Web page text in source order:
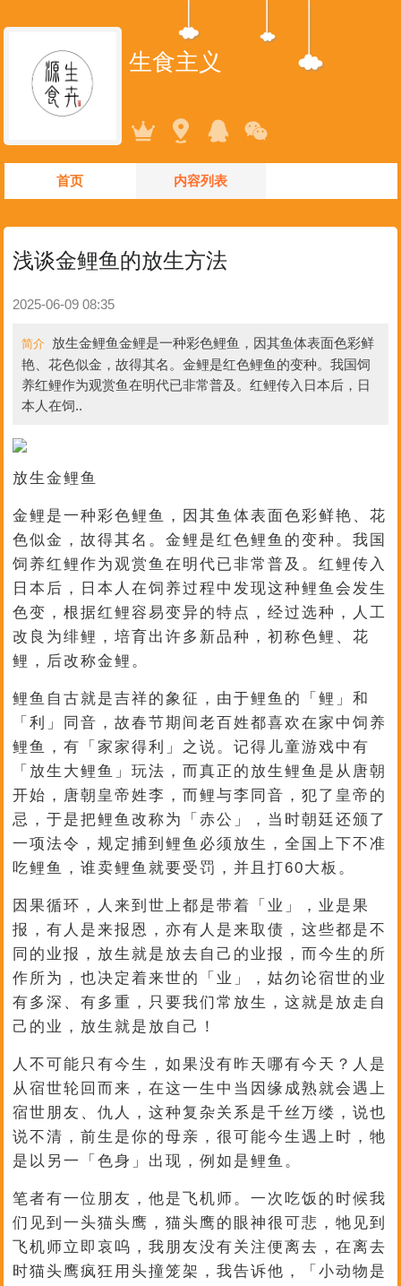
生食主义
首页 内容列表
浅谈金鲤鱼的放生方法
2025-06-09 08:35
简介 放生金鲤鱼金鲤是一种彩色鲤鱼，因其鱼体表面色彩鲜
艳、花色似金，故得其名。金鲤是红色鲤鱼的变种。我国饲
养红鲤作为观赏鱼在明代已非常普及。红鲤传入日本后，日
本人在饲..
放生金鲤鱼
金鲤是一种彩色鲤鱼，因其鱼体表面色彩鲜艳、花
色似金，故得其名。金鲤是红色鲤鱼的变种。我国
饲养红鲤作为观赏鱼在明代已非常普及。红鲤传入
日本后，日本人在饲养过程中发现这种鲤鱼会发生
色变，根据红鲤容易变异的特点，经过选种，人工
改良为绯鲤，培育出许多新品种，初称色鲤、花
鲤，后改称金鲤。
鲤鱼自古就是吉祥的象征，由于鲤鱼的「鲤」和
「利」同音，故春节期间老百姓都喜欢在家中饲养
鲤鱼，有「家家得利」之说。记得儿童游戏中有
「放生大鲤鱼」玩法，而真正的放生鲤鱼是从唐朝
开始，唐朝皇帝姓李，而鲤与李同音，犯了皇帝的
忌，于是把鲤鱼改称为「赤公」，当时朝廷还颁了
一项法令，规定捕到鲤鱼必须放生，全国上下不准
吃鲤鱼，谁卖鲤鱼就要受罚，并且打60大板。
因果循环，人来到世上都是带着「业」，业是果
报，有人是来报恩，亦有人是来取债，这些都是不
同的业报，放生就是放去自己的业报，而今生的所
作所为，也决定着来世的「业」，姑勿论宿世的业
有多深、有多重，只要我们常放生，这就是放走自
己的业，放生就是放自己！
人不可能只有今生，如果没有昨天哪有今天？人是
从宿世轮回而来，在这一生中当因缘成熟就会遇上
宿世朋友、仇人，这种复杂关系是千丝万缕，说也
说不清，前生是你的母亲，很可能今生遇上时，牠
是以另一「色身」出现，例如是鲤鱼。
笔者有一位朋友，他是飞机师。一次吃饭的时候我
们见到一头猫头鹰，猫头鹰的眼神很可悲，牠见到
飞机师立即哀呜，我朋友没有关注便离去，在离去
时猫头鹰疯狂用头撞笼架，我告诉他，「小动物是